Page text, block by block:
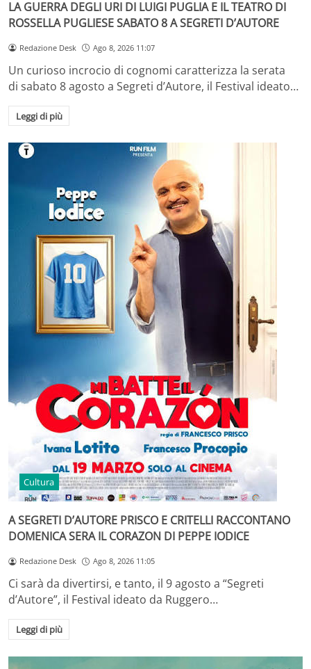
LA GUERRA DEGLI URI DI LUIGI PUGLIA E IL TEATRO DI
ROSSELLA PUGLIESE SABATO 8 A SEGRETI D’AUTORE
Redazione Desk Ago 8, 2026 11:07
Un curioso incrocio di cognomi caratterizza la serata
di sabato 8 agosto a Segreti d’Autore, il Festival ideato…
Leggi di più
Cultura
A SEGRETI D’AUTORE PRISCO E CRITELLI RACCONTANO
DOMENICA SERA IL CORAZON DI PEPPE IODICE
Redazione Desk Ago 8, 2026 11:05
Ci sarà da divertirsi, e tanto, il 9 agosto a “Segreti
d’Autore”, il Festival ideato da Ruggero…
Leggi di più